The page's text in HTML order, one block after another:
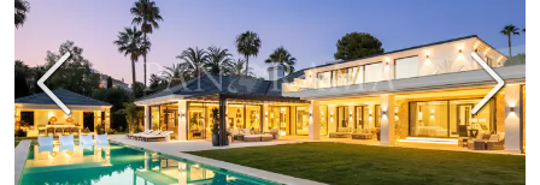
Vorige